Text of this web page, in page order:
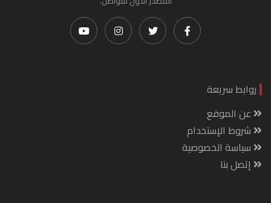
روابط سريعة
عن الموقع
شروط الإستخدام
سياسة الخصوصية
إتصل بنا